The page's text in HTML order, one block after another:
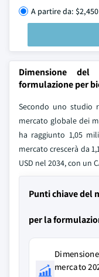
A partire da: $2,450
Dimensione
formulazione per
Secondo uno studio
mercato globale dei
ha raggiunto 1,05
mercato crescerà da
USD nel 2034, con un
Punti chiave del
per la
mercato